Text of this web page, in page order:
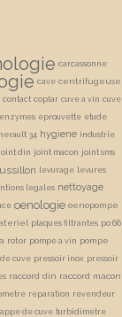
carcassonne
cave centrifugeuse
contact coplar cuve a vin cuve
enzymes eprouvette etude
herault 34 hygiene industrie
joint din joint macon joint sms
levurage
levures
legales nettoyage
oenologie oenopompe
plaques filtrantes po 66
rotor pompe a vin pompe
cuve pressoir inox pressoir
raccord din raccord macon
reparation revendeur
de cuve turbidimetre